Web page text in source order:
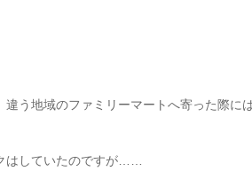
違う地域のファミリーマートへ寄った際に
はしていたのですが……